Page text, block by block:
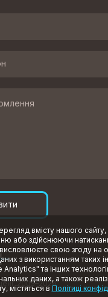
2003–2026
вмісту нашого
або здійснюючи
висловлюєте свою згоду на
з використанням таких
та інших
даних, а також
містяться в Політиці